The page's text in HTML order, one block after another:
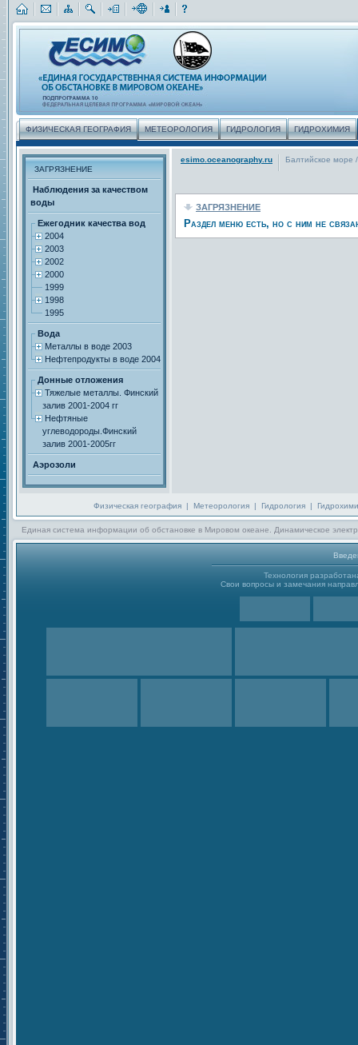
ФИЗИЧЕСКАЯ ГЕОГРАФИЯ МЕТЕОРОЛОГИЯ ГИДРОЛОГИЯ ГИДРОХИМИЯ
ЗАГРЯЗНЕНИЕ
Наблюдения за качеством
воды
Ежегодник качества вод
2004
2003
2002
2000
1999
1998
1995
Вода
Металлы в воде 2003
Нефтепродукты в воде 2004
Донные отложения
Тяжелые металлы. Финский
залив 2001-2004 гг
Нефтяные
углеводороды.Финский
залив 2001-2005гг
Аэрозоли
esimo.oceanography.ru Балтийское море /
ЗАГРЯЗНЕНИЕ
Раздел меню есть, но с ним не
Физическая география | Метеорология | Гидрология |
Единая система информации об обстановке в Мировом океане. Динамическое
Технология
Свои вопросы и замечания